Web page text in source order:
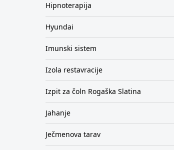
Hipnoterapija
Hyundai
Imunski sistem
Izola restavracije
Izpit za čoln Rogaška Slatina
Jahanje
Ječmenova tarav